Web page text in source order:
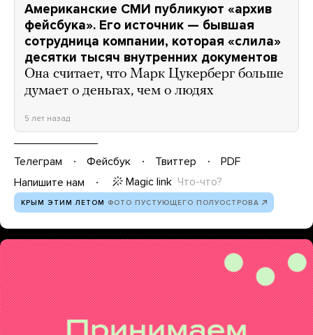
Американские СМИ публикуют «архив
фейсбука». Его источник — бывшая
сотрудница компании, которая «слила»
десятки тысяч внутренних документов
Она считает, что Марк Цукерберг больше
думает о деньгах, чем о людях
5 лет назад
Телеграм Фейсбук Твиттер
PDF
Напишите нам
Magic link Что-что?
КРЫМ ЭТИМ ЛЕТОМ ФОТО ПУСТУЮЩЕГО ПОЛУОСТРОВА